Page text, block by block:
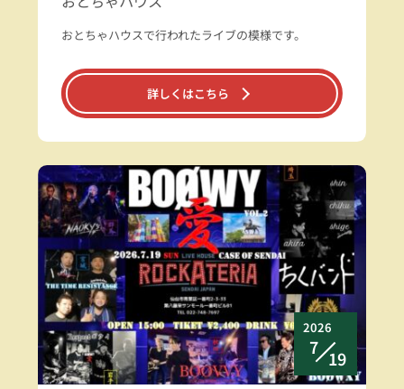
おとちゃハウスで行われたライブの模様です。
詳しくはこちら
2026
7
19